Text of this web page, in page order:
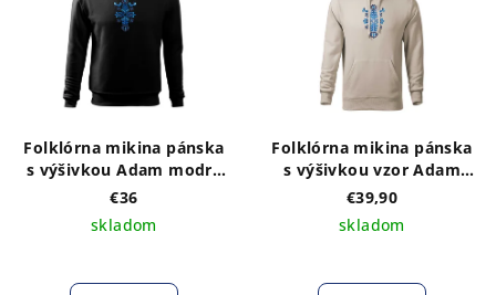
Folklórna mikina pánska
s výšivkou Adam modrý
bez kapucne
€36
skladom
Folklórna mikina pánska
s výšivkou vzor Adam
modrý s kapucňou
€39,90
skladom